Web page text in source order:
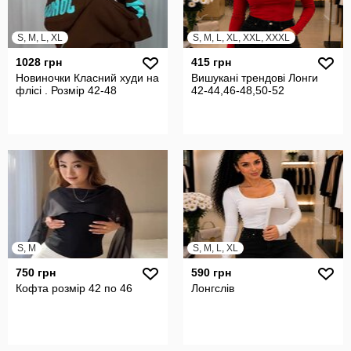
S, M, L, XL
1028 грн
Новиночки Класний худи на
флісі . Розмір 42-48
S, M, L, XL, XXL, XXXL
415 грн
Вишукані трендові Лонги
42-44,46-48,50-52
S, M
750 грн
Кофта розмір 42 по 46
S, M, L, XL
590 грн
Лонгслів